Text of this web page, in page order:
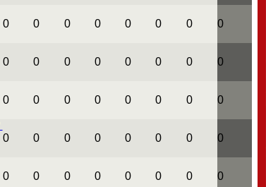
0 0 0 0 0 0 0 0
0 0 0 0 0 0 0 0
0
0 0 0 0 0 0 0
0
0 0 0 0 0 0 0
0
0 0 0 0 0 0 0